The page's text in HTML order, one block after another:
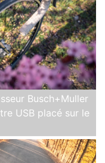
Busch+Muller
USB placé sur le